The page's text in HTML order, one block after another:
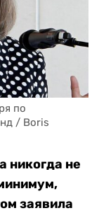
по
/ Boris
никогда не
заявила